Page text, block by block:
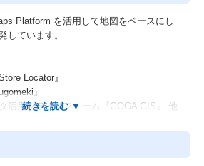
Platform を活用して地図をベースにし
しています。
Locator』
』
活用プラットフォーム『GOGA GIS』 他
値創造など、クライアントのさまざまな